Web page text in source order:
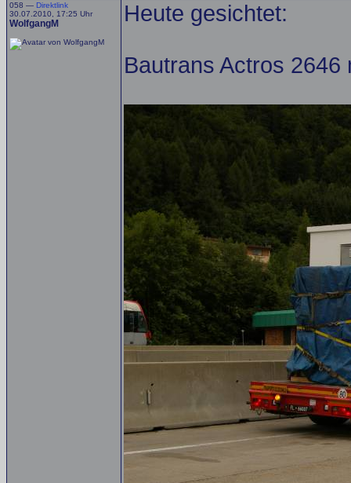
058 — Direktlink
30.07.2010, 17:25 Uhr
WolfgangM Heute gesichtet:
Bautrans Actros 2646